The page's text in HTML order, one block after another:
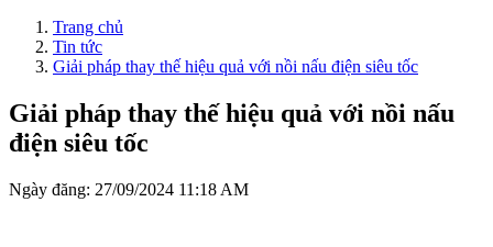
Trang chủ
Tin tức
Giải pháp thay thế hiệu quả với nồi nấu điện siêu tốc
Giải pháp thay thế hiệu quả với nồi nấu
điện siêu tốc
Ngày đăng: 27/09/2024 11:18 AM